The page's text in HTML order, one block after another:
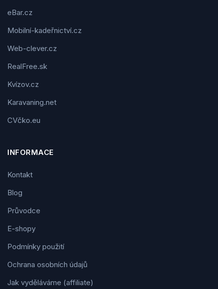
eBar.cz
Mobilní-kadeřnictví.cz
Web-clever.cz
RealFree.sk
Kvízov.cz
Karavaning.net
CVčko.eu
INFORMACE
Kontakt
Blog
Průvodce
E-shopy
Podmínky použití
Ochrana osobních údajů
Jak vyděláváme (affiliate)